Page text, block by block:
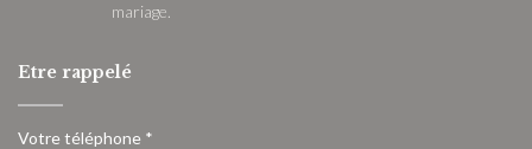
mariage.
Etre rappelé
Votre téléphone *